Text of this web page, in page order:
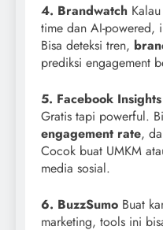
4. Brandwatch
time dan AI-powered,
Bisa deteksi tren,
prediksi engagement
5. Facebook
Gratis tapi powerful.
engagement rate,
Cocok buat UMKM
media sosial.
6. BuzzSumo Buat
marketing, tools ini